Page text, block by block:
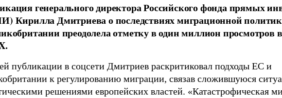
генерального директора Российского фонда прямых
Кирилла Дмитриева о последствиях миграционной
преодолела отметку в один миллион просмотров
публикации в соцсети Дмитриев раскритиковал подходы ЕС и
к регулированию миграции, связав сложившуюся
решениями европейских властей. «Катастрофическая